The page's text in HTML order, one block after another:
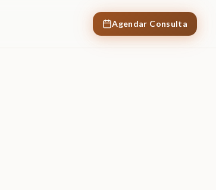
Agendar Consulta